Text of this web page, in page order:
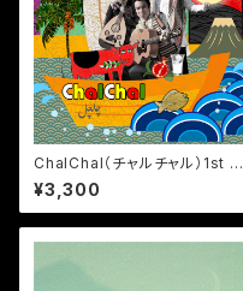
ChalChal（チャルチャル）1st ア
ルバムCD
¥3,300